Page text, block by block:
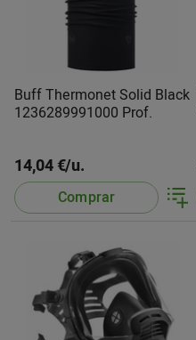
Buff Thermonet Solid Black
1236289991000 Prof.
14,04 €/u.
Comprar